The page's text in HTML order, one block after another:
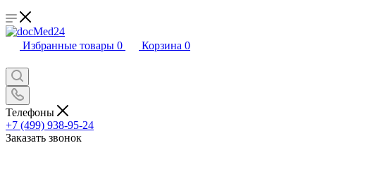
Избранные товары 0 Корзина 0
Телефоны
+7 (499) 938-95-24
Заказать звонок